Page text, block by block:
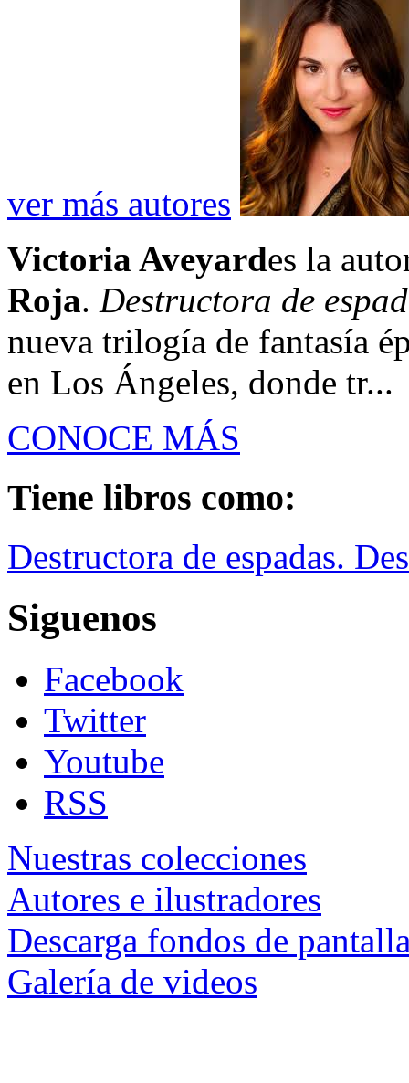
ver más autores
Victoria Aveyardes la
Roja. Destructora de
nueva trilogía de fantasía
en Los Ángeles, donde tr...
CONOCE MÁS
Tiene libros como:
Destructora de espadas.
Siguenos
Facebook
Twitter
Youtube
RSS
Nuestras colecciones
Autores e ilustradores
Descarga fondos de
Galería de videos